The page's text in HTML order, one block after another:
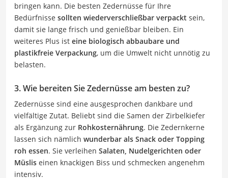
bringen kann. Die besten Zedernüsse für Ihre
Bedürfnisse sollten wiederverschließbar verpackt sein,
damit sie lange frisch und genießbar bleiben. Ein
weiteres Plus ist eine biologisch abbaubare und
plastikfreie Verpackung, um die Umwelt nicht unnötig zu
belasten.
3. Wie bereiten Sie Zedernüsse am besten zu?
Zedernüsse sind eine ausgesprochen dankbare und
vielfältige Zutat. Beliebt sind die Samen der Zirbelkiefer
als Ergänzung zur Rohkosternährung. Die Zedernkerne
lassen sich nämlich wunderbar als Snack oder Topping
roh essen. Sie verleihen Salaten, Nudelgerichten oder
Müslis einen knackigen Biss und schmecken angenehm
intensiv.